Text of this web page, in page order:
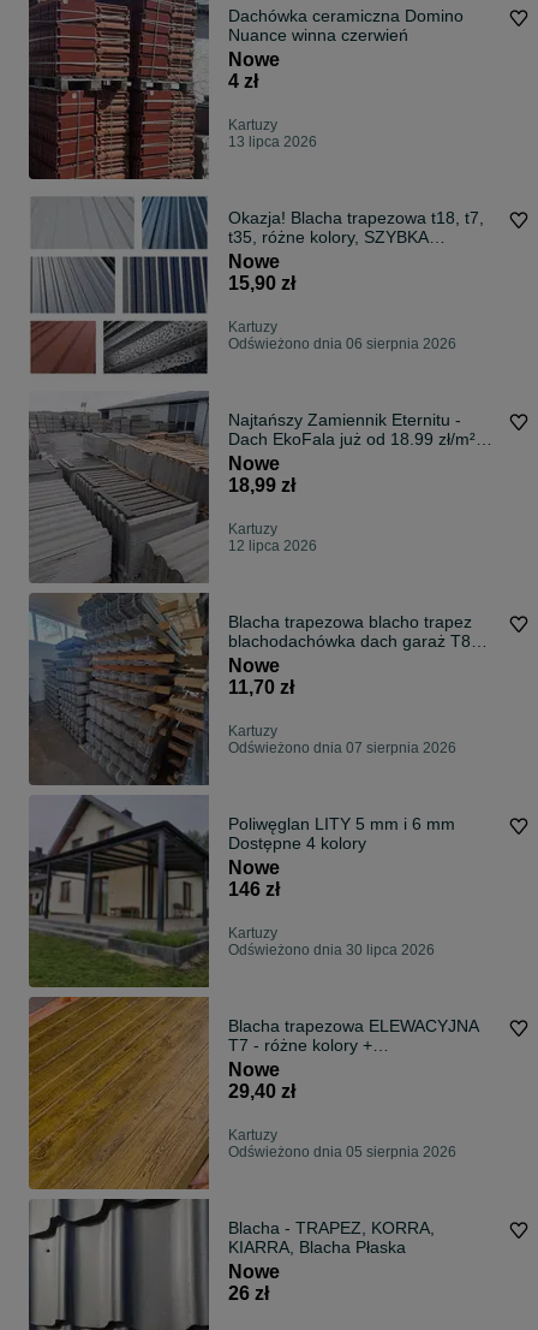
Dachówka ceramiczna Domino
Nuance winna czerwień
Nowe
4 zł
Kartuzy
13 lipca 2026
Okazja! Blacha trapezowa t18, t7,
t35, różne kolory, SZYBKA
DOSTAWA
Nowe
15,90 zł
Kartuzy
Odświeżono dnia 06 sierpnia 2026
Najtańszy Zamiennik Eternitu -
Dach EkoFala już od 18.99 zł/m²
brutto !!
Nowe
18,99 zł
Kartuzy
12 lipca 2026
Blacha trapezowa blacho trapez
blachodachówka dach garaż T8
T18 T35
Nowe
11,70 zł
Kartuzy
Odświeżono dnia 07 sierpnia 2026
Poliwęglan LITY 5 mm i 6 mm
Dostępne 4 kolory
Nowe
146 zł
Kartuzy
Odświeżono dnia 30 lipca 2026
Blacha trapezowa ELEWACYJNA
T7 - różne kolory +
drewnopodobna
Nowe
29,40 zł
Kartuzy
Odświeżono dnia 05 sierpnia 2026
Blacha - TRAPEZ, KORRA,
KIARRA, Blacha Płaska
Nowe
26 zł